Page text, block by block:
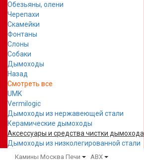
Обезьяны, олени
Черепахи
Скамейки
Фонтаны
Слоны
Собаки
Дымоходы
Назад
Смотреть все
UMK
Vermilogic
Дымоходы из нержавеющей стали
Керамические дымоходы
Аксессуары и средства чистки дымохода
Дымоходы из низколегированной стали
Камины Москва Печи ABX